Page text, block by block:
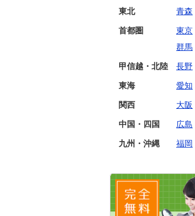
東北 青森
首都圏 東京
群馬
甲信越・北陸 長野
東海 愛知
関西 大阪
中国・四国 広島
九州・沖縄 福岡